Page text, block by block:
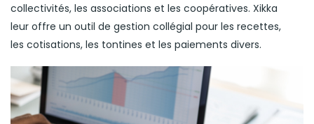
collectivités, les associations et les coopératives. Xikka
leur offre un outil de gestion collégial pour les recettes,
les cotisations, les tontines et les paiements divers.